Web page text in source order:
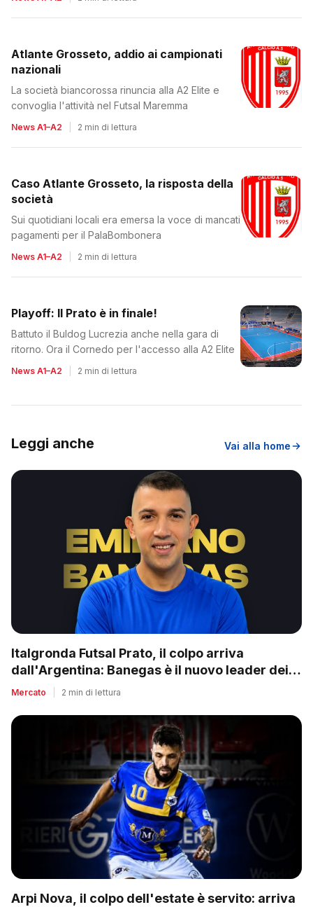
Atlante Grosseto, addio ai campionati
nazionali
La società biancorossa rinuncia alla A2 Elite e
convoglia l'attività nel Futsal Maremma
News A1–A2 2 min di lettura
Caso Atlante Grosseto, la risposta della
società
Sui quotidiani locali era emersa la voce di mancati
pagamenti per il PalaBombonera
News A1–A2 2 min di lettura
Playoff: Il Prato è in finale!
Battuto il Buldog Lucrezia anche nella gara di
ritorno. Ora il Cornedo per l'accesso alla A2 Elite
News A1–A2 2 min di lettura
Leggi anche Vai alla home
Italgronda Futsal Prato, il colpo arriva
dall'Argentina: Banegas è il nuovo leader dei
biancazzurri
Mercato 2 min di lettura
Arpi Nova, il colpo dell'estate è servito: arriva